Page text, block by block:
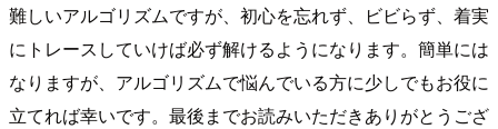
難しいアルゴリズムですが、初心を忘れず、ビビらず、着実
にトレースしていけば必ず解けるようになります。簡単には
なりますが、アルゴリズムで悩んでいる方に少しでもお役に
立てれば幸いです。最後までお読みいただきありがとうござ